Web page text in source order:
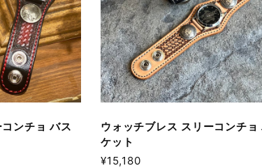
ンチョ バス
ウォッチブレス スリーコンチョ
ケット
¥15,180